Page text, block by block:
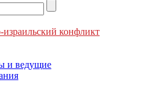
израильский конфликт
и ведущие